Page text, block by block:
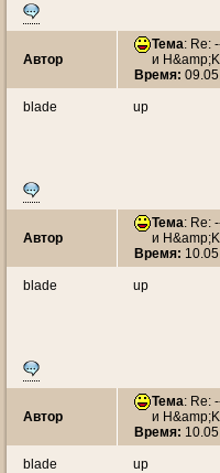
Автор
Тема: Re:
и
Время:
blade up
Автор
Тема: Re:
и
Время:
blade up
Автор
Тема: Re:
и
Время:
blade up